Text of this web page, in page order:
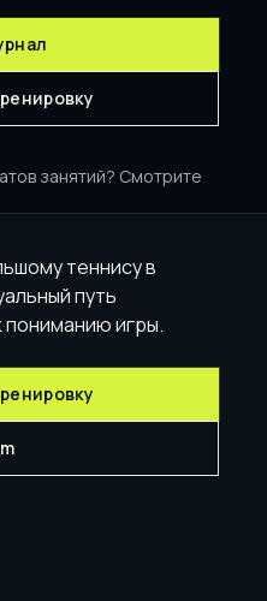
занятий? Смотрите
теннису в
путь
пониманию игры.